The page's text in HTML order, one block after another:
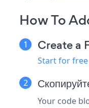
How To
Create a
Start for
Your code